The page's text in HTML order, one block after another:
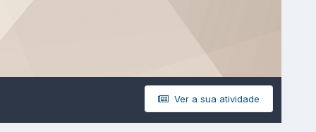
Ver a sua atividade